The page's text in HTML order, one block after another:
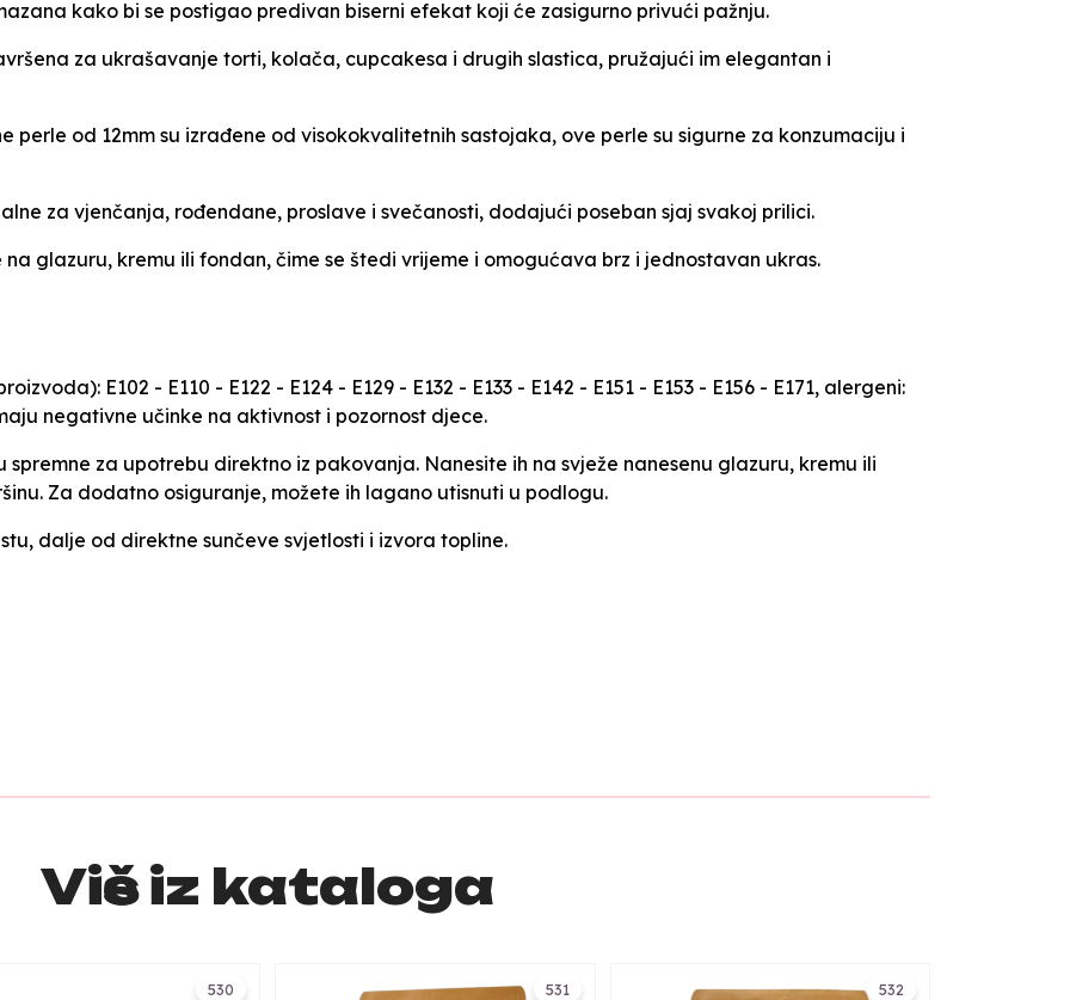
kako bi se postigao predivan biserni efekat koji će zasigurno privući pažnju.
za ukrašavanje torti, kolača, cupcakesa i drugih slastica, pružajući im elegantan i
perle od 12mm su izrađene od visokokvalitetnih sastojaka, ove perle su sigurne za konzumaciju i
za vjenčanja, rođendane, proslave i svečanosti, dodajući poseban sjaj svakoj prilici.
glazuru, kremu ili fondan, čime se štedi vrijeme i omogućava brz i jednostavan ukras.
E102 - E110 - E122 - E124 - E129 - E132 - E133 - E142 - E151 - E153 - E156 - E171, alergeni:
negativne učinke na aktivnost i pozornost djece.
spremne za upotrebu direktno iz pakovanja. Nanesite ih na svježe nanesenu glazuru, kremu ili
Za dodatno osiguranje, možete ih lagano utisnuti u podlogu.
dalje od direktne sunčeve svjetlosti i izvora topline.
Više iz kataloga
530 531 532